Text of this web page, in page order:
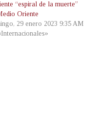
“espiral de la muerte”
Oriente
29 enero 2023 9:35 AM